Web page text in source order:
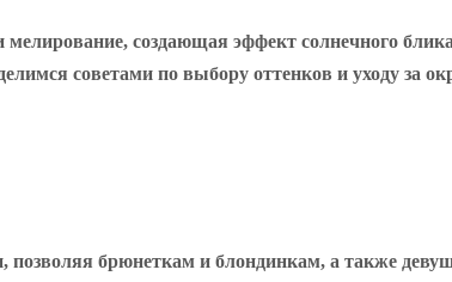
создающая эффект солнечного
советами по выбору оттенков и уходу за
брюнеткам и блондинкам, а также